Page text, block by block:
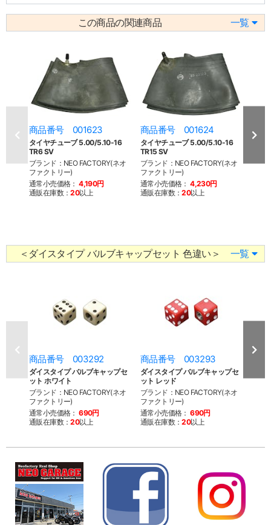
この商品の関連商品 一覧
商品番号 001623
タイヤチューブ 5.00/5.10-16
TR6 SV
ブランド：NEO FACTORY(ネオ
ファクトリー)
通常小売価格： 4,190円
通販在庫数：20以上
商品番号 001624
タイヤチューブ 5.00/5.10-16
TR15 SV
ブランド：NEO FACTORY(ネオ
ファクトリー)
通常小売価格： 4,230円
通販在庫数：20以上
商
ブラ
＜ダイスタイプ バルブキャップセット 色違い＞ 一覧
商品番号 003292
ダイスタイプ バルブキャップセ
ット ホワイト
ブランド：NEO FACTORY(ネオ
ファクトリー)
通常小売価格： 690円
通販在庫数：20以上
商品番号 003293
ダイスタイプ バルブキャップセ
ット レッド
ブランド：NEO FACTORY(ネオ
ファクトリー)
通常小売価格： 690円
通販在庫数：20以上
ット